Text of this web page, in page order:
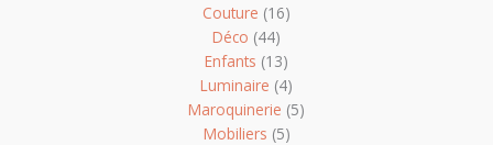
Couture (16)
Déco (44)
Enfants (13)
Luminaire (4)
Maroquinerie (5)
Mobiliers (5)